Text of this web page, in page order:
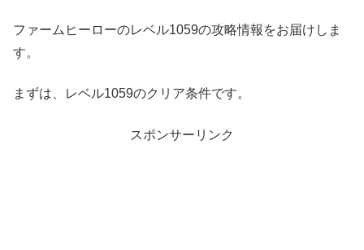
ファームヒーローのレベル1059の攻略情報をお届けしま
す。
まずは、レベル1059のクリア条件です。
スポンサーリンク